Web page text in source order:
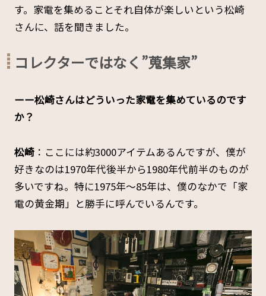
す。家電を集めることそれ自体が楽しいという松崎
さんに、話を聞きました。
コレクターではなく”蒐集家”
ーー松崎さんはどういった家電を集めているのです
か？
松崎：ここには約3000アイテムあるんですが、僕が
好きなのは1970年代後半から1980年代前半のものが
多いですね。特に1975年〜85年は、僕のなかで「家
電の黄金期」と勝手に呼んでいるんです。